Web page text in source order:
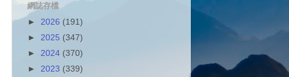
網誌存檔
► 2026 (191)
► 2025 (347)
► 2024 (370)
► 2023 (339)